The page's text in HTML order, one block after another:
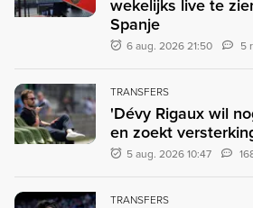
wekelijks live te
Spanje
6 aug. 2026 21:50 5
TRANSFERS
'Dévy Rigaux wil
en zoekt
5 aug. 2026 10:47
TRANSFERS